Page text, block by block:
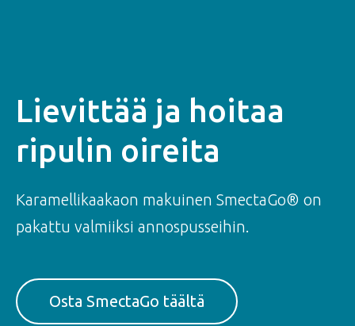
Lievittää ja hoitaa
ripulin oireita
Karamellikaakaon makuinen SmectaGo® on
pakattu valmiiksi annospusseihin.
Osta SmectaGo täältä